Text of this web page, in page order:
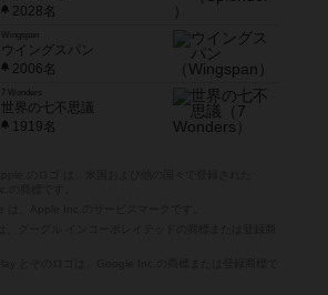
2028名
Wingspan
ウイングスパン
2006名
7 Wonders
世界の七不思議
1919名